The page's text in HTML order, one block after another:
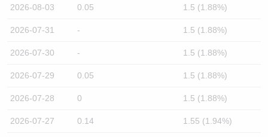
2026-08-03 0.05 1.5 (1.88%)
2026-07-31 - 1.5 (1.88%)
2026-07-30 - 1.5 (1.88%)
2026-07-29 0.05 1.5 (1.88%)
2026-07-28 0 1.5 (1.88%)
2026-07-27 0.14 1.55 (1.94%)